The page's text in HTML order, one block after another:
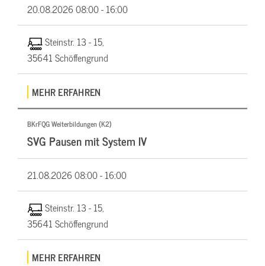
20.08.202608:00 - 16:00
Steinstr. 13 - 15,
35641 Schöffengrund
MEHR ERFAHREN
BKrFQG Weiterbildungen (K2)
SVG Pausen mit System IV
21.08.202608:00 - 16:00
Steinstr. 13 - 15,
35641 Schöffengrund
MEHR ERFAHREN